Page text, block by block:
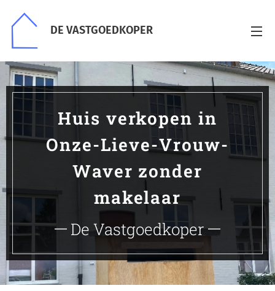
DE VASTGOEDKOPER
Huis verkopen in
Onze-Lieve-Vrouw-
Waver zonder
makelaar
De Vastgoedkoper